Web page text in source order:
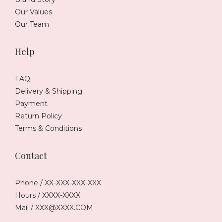
Our Values
Our Team
Help
FAQ
Delivery & Shipping
Payment
Return Policy
Terms & Conditions
Contact
Phone / XX-XXX-XXX-XXX
Hours / XXXX-XXXX
Mail / XXX@XXXX.COM